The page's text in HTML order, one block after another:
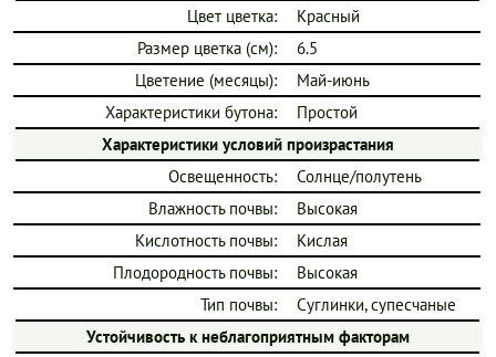
Цвет цветка:
Красный
Размер цветка (см):
6.5
Цветение (месяцы):
Май-июнь
Характеристики бутона:
Простой
Характеристики условий произрастания
Освещенность:
Солнце/полутень
Влажность почвы:
Высокая
Кислотность почвы:
Кислая
Плодородность почвы:
Высокая
Тип почвы:
Суглинки, супесчаные
Устойчивость к неблагоприятным факторам